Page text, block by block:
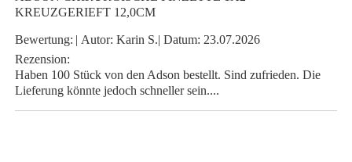
KREUZGERIEFT 12,0CM
Bewertung: | Autor: Karin S.| Datum: 23.07.2026
Rezension:
Haben 100 Stück von den Adson bestellt. Sind zufrieden. Die
Lieferung könnte jedoch schneller sein....